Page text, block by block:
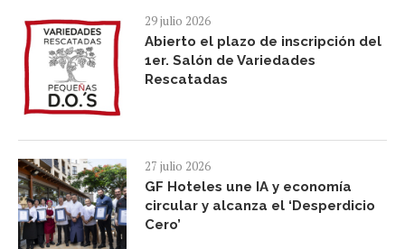
29 julio 2026
Abierto el plazo de inscripción del
1er. Salón de Variedades
Rescatadas
27 julio 2026
GF Hoteles une IA y economía
circular y alcanza el ‘Desperdicio
Cero’